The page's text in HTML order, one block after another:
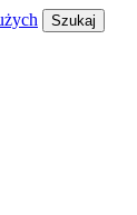
Szukaj